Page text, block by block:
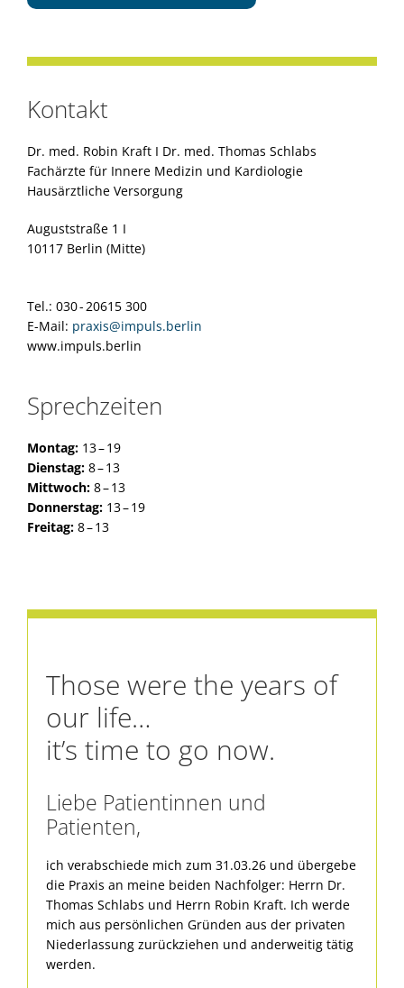
Kontakt
Dr. med. Robin Kraft I Dr. med. Thomas Schlabs
Fachärzte für Innere Medizin und Kardiologie
Hausärztliche Versorgung
Auguststraße 1 I
10117 Berlin (Mitte)
Tel.: 030 - 20615 300
E-Mail: praxis@impuls.berlin
www.impuls.berlin
Sprechzeiten
Montag:13 – 19
Dienstag: 8 – 13
Mittwoch:8 – 13
Donnerstag: 13 – 19
Freitag: 8 – 13
Those were the years of
our life…
it’s time to go now.
Liebe Patientinnen und
Patienten,
ich verabschiede mich zum 31.03.26 und übergebe
die Praxis an meine beiden Nachfolger: Herrn Dr.
Thomas Schlabs und Herrn Robin Kraft. Ich werde
mich aus persönlichen Gründen aus der privaten
Niederlassung zurückziehen und anderweitig tätig
werden.